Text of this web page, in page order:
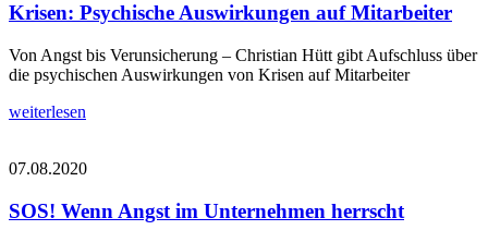
Krisen: Psychische Auswirkungen auf Mitarbeiter
Von Angst bis Verunsicherung – Christian Hütt gibt Aufschluss über
die psychischen Auswirkungen von Krisen auf Mitarbeiter
weiterlesen
07.08.2020
SOS! Wenn Angst im Unternehmen herrscht